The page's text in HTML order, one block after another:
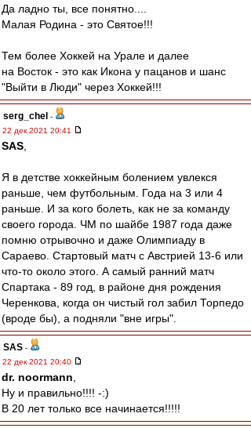
Да ладно ты, все понятно....
Малая Родина - это Святое!!!
Тем более Хоккей на Урале и далее
на Восток - это как Икона у пацанов и шанс
"Выйти в Люди" через Хоккей!!!
serg_chel -
22 дек 2021 20:41
SAS
Я в детстве хоккейным болением увлекся
раньше, чем футбольным. Года на 3 или 4
раньше. И за кого болеть, как не за команду
своего города. ЧМ по шайбе 1987 года даже
помню отрывочно и даже Олимпиаду в
Сараево. Стартовый матч с Австрией 13-6 или
что-то около этого. А самый ранний матч
Спартака - 89 год, в районе дня рождения
Черенкова, когда он чистый гол забил Торпедо
(вроде бы), а подняли "вне игры".
SAS -
22 дек 2021 20:40
dr. noormann
Ну и правильно!!!! -:)
В 20 лет только все начинается!!!!!